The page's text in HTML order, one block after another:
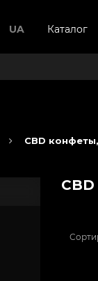
UA Каталог
CBD